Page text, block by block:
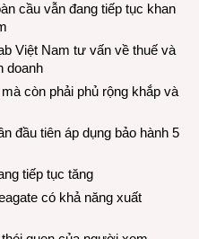
cầu vẫn đang tiếp tục khan
Việt Nam tư vấn về thuế và
doanh
còn phải phủ rộng khắp và
đầu tiên áp dụng bảo hành 5
tiếp tục tăng
có khả năng xuất